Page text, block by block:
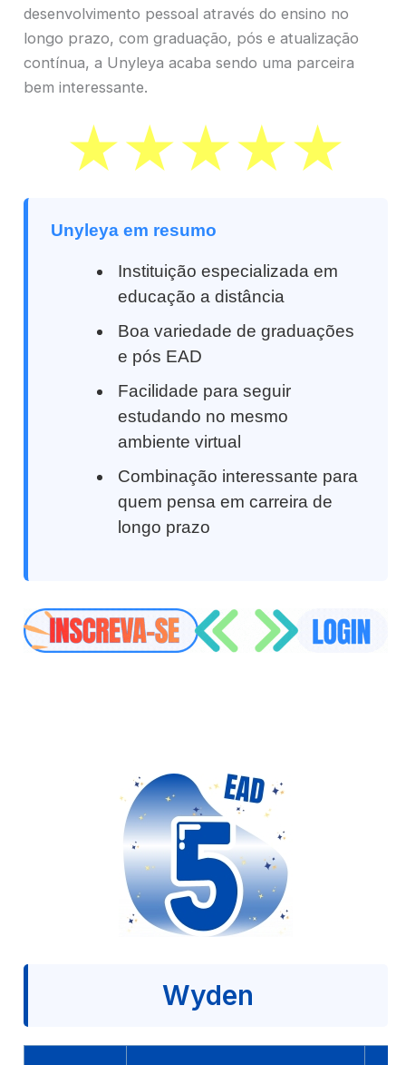
desenvolvimento pessoal através do ensino no
longo prazo, com graduação, pós e atualização
contínua, a Unyleya acaba sendo uma parceira
bem interessante.
Unyleya em resumo
Instituição especializada em
educação a distância
Boa variedade de graduações
e pós EAD
Facilidade para seguir
estudando no mesmo
ambiente virtual
Combinação interessante para
quem pensa em carreira de
longo prazo
Wyden